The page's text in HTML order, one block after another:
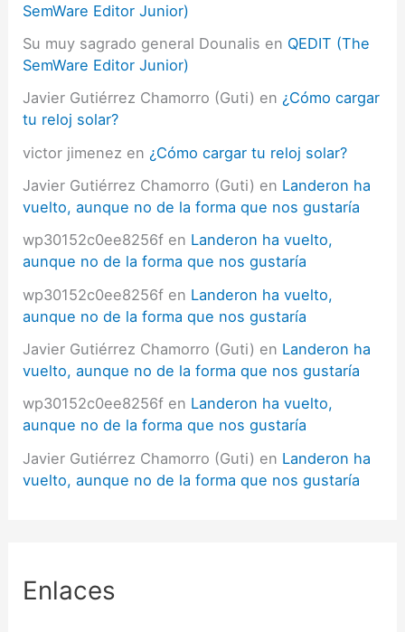
SemWare Editor Junior)
Su muy sagrado general Dounalis en QEDIT (The
SemWare Editor Junior)
Javier Gutiérrez Chamorro (Guti) en ¿Cómo cargar
tu reloj solar?
victor jimenez en ¿Cómo cargar tu reloj solar?
Javier Gutiérrez Chamorro (Guti) en Landeron ha
vuelto, aunque no de la forma que nos gustaría
wp30152c0ee8256f en Landeron ha vuelto,
aunque no de la forma que nos gustaría
wp30152c0ee8256f en Landeron ha vuelto,
aunque no de la forma que nos gustaría
Javier Gutiérrez Chamorro (Guti) en Landeron ha
vuelto, aunque no de la forma que nos gustaría
wp30152c0ee8256f en Landeron ha vuelto,
aunque no de la forma que nos gustaría
Javier Gutiérrez Chamorro (Guti) en Landeron ha
vuelto, aunque no de la forma que nos gustaría
Enlaces